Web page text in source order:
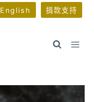
English 捐款支持